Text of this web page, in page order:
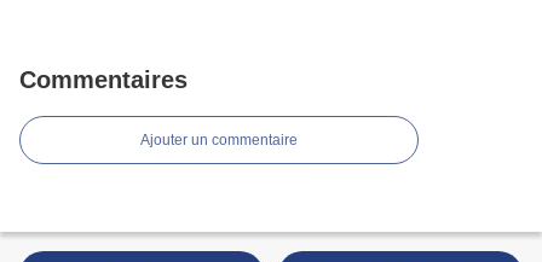
Commentaires
Ajouter un commentaire